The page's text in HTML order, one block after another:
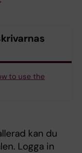
to use the
kan du
Logga in